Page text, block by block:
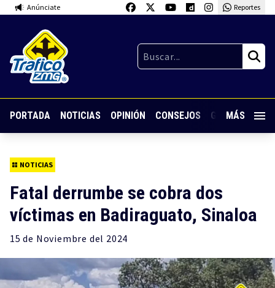
Anúnciate Reportes
PORTADA NOTICIAS OPINIÓN CONSEJOS GUARDIA
MÁS
NOTICIAS
Fatal derrumbe se cobra dos
víctimas en Badiraguato, Sinaloa
15 de Noviembre del 2024